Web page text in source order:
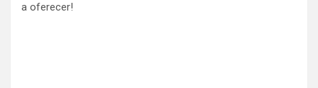
a oferecer!